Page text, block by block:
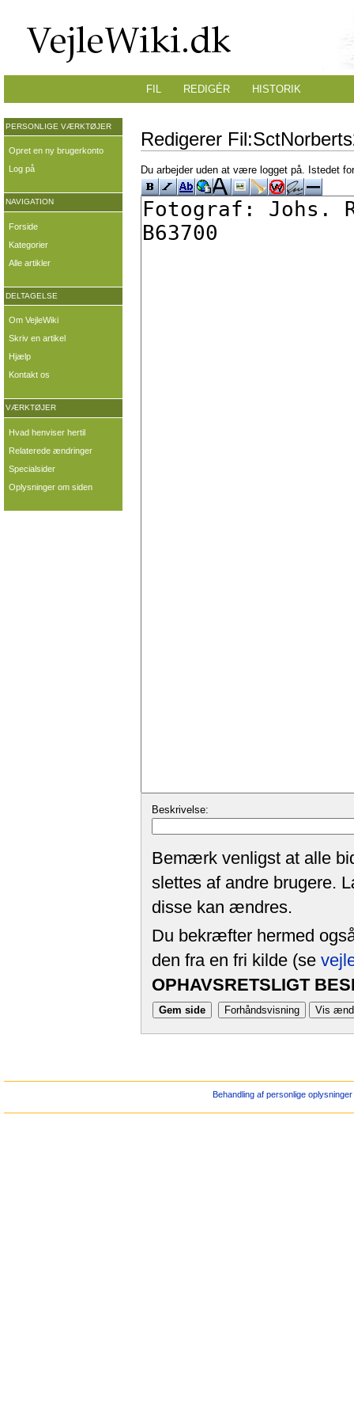
Redigerer
Du arbejder uden at være logget på. Istedet
Beskrivelse:
Bemærk venligst at alle
slettes af andre brugere.
disse kan ændres.
Du bekræfter hermed
den fra en fri kilde (se
OPHAVSRETSLIGT
FIL REDIGÉR HISTORIK
PERSONLIGE VÆRKTØJER
Opret en ny brugerkonto
Log på
NAVIGATION
Forside
Kategorier
Alle artikler
DELTAGELSE
Om VejleWiki
Skriv en artikel
Hjælp
Kontakt os
VÆRKTØJER
Hvad henviser hertil
Relaterede ændringer
Specialsider
Oplysninger om siden
Behandling af personlige oplysninger